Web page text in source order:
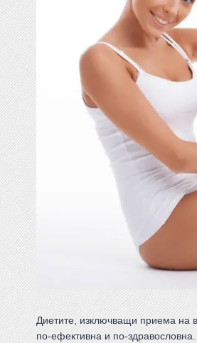
Диетите, изключващи приема на
по-ефективна и по-